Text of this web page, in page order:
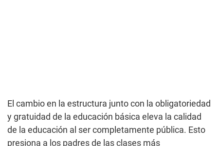
El cambio en la estructura junto con la obligatoriedad
y gratuidad de la educación básica eleva la calidad
de la educación al ser completamente pública. Esto
presiona a los padres de las clases más